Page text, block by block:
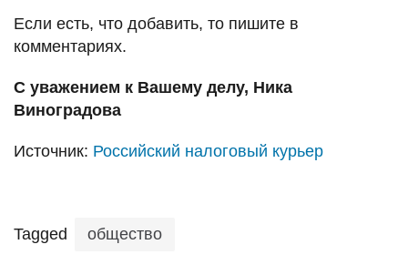
Если есть, что добавить, то пишите в
комментариях.
С уважением к Вашему делу, Ника
Виноградова
Источник: Российский налоговый курьер
Tagged общество